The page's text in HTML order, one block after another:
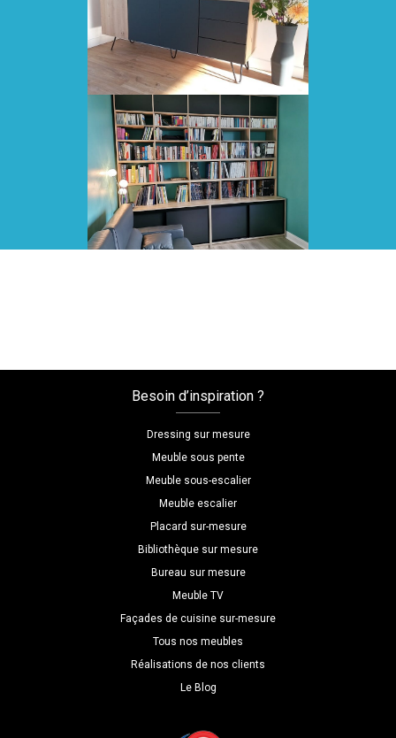
Besoin d’inspiration ?
Dressing sur mesure
Meuble sous pente
Meuble sous-escalier
Meuble escalier
Placard sur-mesure
Bibliothèque sur mesure
Bureau sur mesure
Meuble TV
Façades de cuisine sur-mesure
Tous nos meubles
Réalisations de nos clients
Le Blog